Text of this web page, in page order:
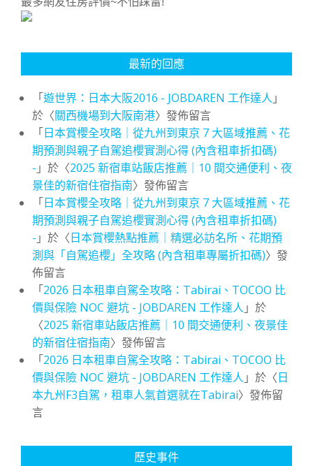
最新的回應
「遊世界：日本大阪2016 - JOBDAREN 工作達人 」
於〈關西機場到大阪南港〉發佈留言
「日本賞櫻全攻略｜從九州到東京 7 大區域推薦、花
期預測與親子自駕追櫻實測心得 (內含租車折扣碼)
- 」於〈2025 新宿車站飯店推薦｜10 間交通便利、夜
景佳的新宿住宿指南〉發佈留言
「日本賞櫻全攻略｜從九州到東京 7 大區域推薦、花
期預測與親子自駕追櫻實測心得 (內含租車折扣碼)
- 」於〈日本賞櫻熱點推薦｜精選必訪名所、花期預
測與「自駕追櫻」全攻略 (內含租車專屬折扣碼)〉發
佈留言
「2026 日本租車自駕全攻略：Tabirai、TOCOO 比
價與保險 NOC 避坑 - JOBDAREN 工作達人 」於
〈2025 新宿車站飯店推薦｜10 間交通便利、夜景佳
的新宿住宿指南〉發佈留言
「2026 日本租車自駕全攻略：Tabirai、TOCOO 比
價與保險 NOC 避坑 - JOBDAREN 工作達人 」於〈日
本九州F3自駕，租車人氣首選就在Tabirai〉發佈留
言
歷史事件